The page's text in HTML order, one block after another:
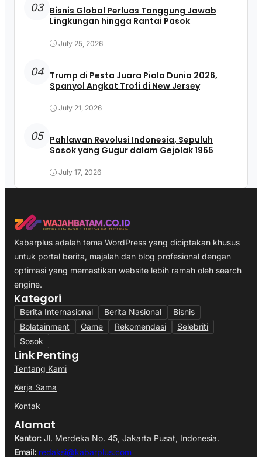
03 Bisnis Global Perluas Tanggung Jawab
Lingkungan hingga Rantai Pasok
July 25, 2026
04 Trump di Pesta Juara Piala Dunia 2026,
Spanyol Angkat Trofi di New Jersey
July 21, 2026
05 Pahlawan Revolusi Indonesia, Sepuluh
Sosok yang Gugur dalam Gejolak 1965
July 17, 2026
Kabarplus adalah tema WordPress yang diciptakan khusus
untuk portal berita, majalah dan blog profesional dengan
optimasi yang memastikan website lebih ramah oleh search
engine.
Kategori
Berita Internasional Berita Nasional
Bisnis
Bolatainment
Game Rekomendasi
Selebriti
Sosok
Link Penting
Tentang Kami
Kerja Sama
Kontak
Alamat
Kantor: Jl. Merdeka No. 45, Jakarta Pusat, Indonesia.
Email: redaksi@kabarplus.com